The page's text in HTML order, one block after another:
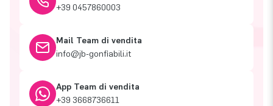
+39 0457860003
Mail Team di vendita
info@jb-gonfiabili.it
App Team di vendita
+39 3668736611